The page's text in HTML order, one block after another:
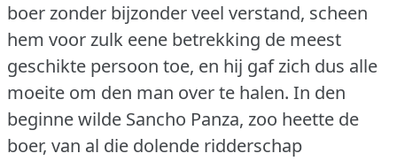
boer zonder bijzonder veel verstand, scheen
hem voor zulk eene betrekking de meest
geschikte persoon toe, en hij gaf zich dus alle
moeite om den man over te halen. In den
beginne wilde Sancho Panza, zoo heette de
boer, van al die dolende ridderschap